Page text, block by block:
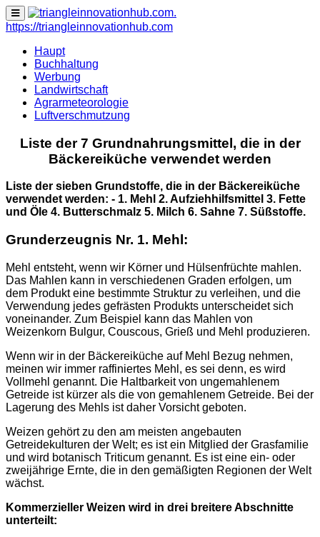
none
https://triangleinnovationhub.com
Haupt
Buchhaltung
Werbung
Landwirtschaft
Agrarmeteorologie
Luftverschmutzung
Liste der 7 Grundnahrungsmittel, die in der
Bäckereiküche verwendet werden
Liste der sieben Grundstoffe, die in der Bäckereiküche
verwendet werden: - 1. Mehl 2. Aufziehhilfsmittel 3. Fette
und Öle 4. Butterschmalz 5. Milch 6. Sahne 7. Süßstoffe.
Grunderzeugnis Nr. 1. Mehl:
Mehl entsteht, wenn wir Körner und Hülsenfrüchte mahlen.
Das Mahlen kann in verschiedenen Graden erfolgen, um
dem Produkt eine bestimmte Struktur zu verleihen, und die
Verwendung jedes gefrästen Produkts unterscheidet sich
voneinander. Zum Beispiel kann das Mahlen von
Weizenkorn Bulgur, Couscous, Grieß und Mehl produzieren.
Wenn wir in der Bäckereiküche auf Mehl Bezug nehmen,
meinen wir immer raffiniertes Mehl, es sei denn, es wird
Vollmehl genannt. Die Haltbarkeit von ungemahlenem
Getreide ist kürzer als die von gemahlenem Getreide. Bei der
Lagerung des Mehls ist daher Vorsicht geboten.
Weizen gehört zu den am meisten angebauten
Getreidekulturen der Welt; es ist ein Mitglied der Grasfamilie
und wird botanisch Triticum genannt. Es ist eine ein- oder
zweijährige Ernte, die in den gemäßigten Regionen der Welt
wächst.
Kommerzieller Weizen wird in drei breitere Abschnitte
unterteilt: